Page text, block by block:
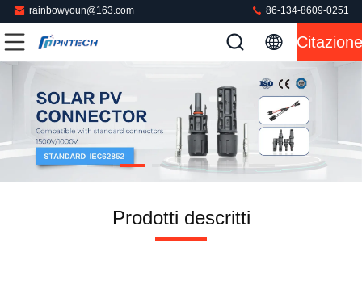
rainbowyoun@163.com 86-134-8609-0251
Citazione
Prodotti descritti